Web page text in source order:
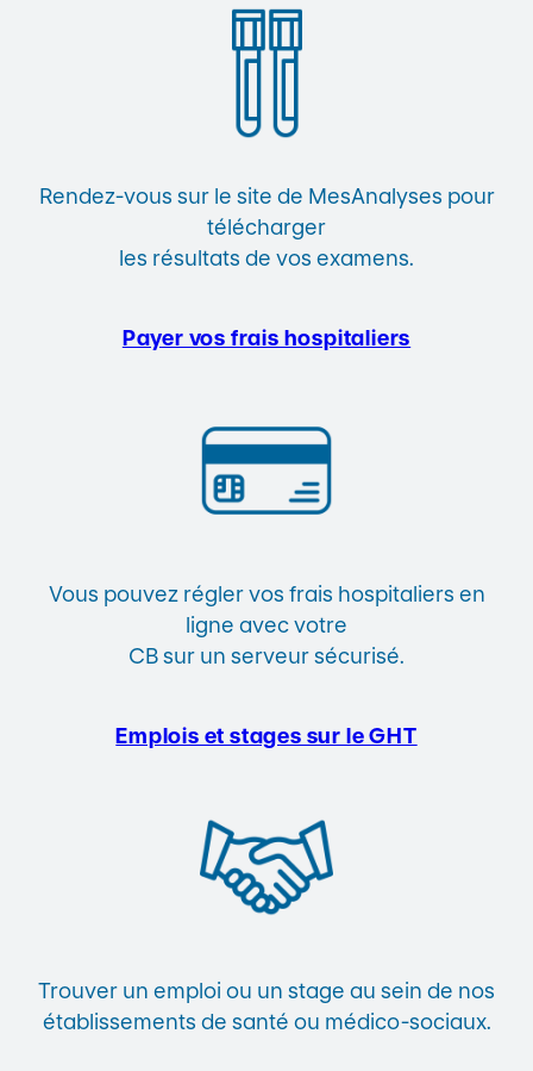
Rendez-vous sur le site de MesAnalyses pour
télécharger
les résultats de vos examens.
Payer vos frais hospitaliers
Vous pouvez régler vos frais hospitaliers en
ligne avec votre
CB sur un serveur sécurisé.
Emplois et stages sur le GHT
Trouver un emploi ou un stage au sein de nos
établissements de santé ou médico-sociaux.